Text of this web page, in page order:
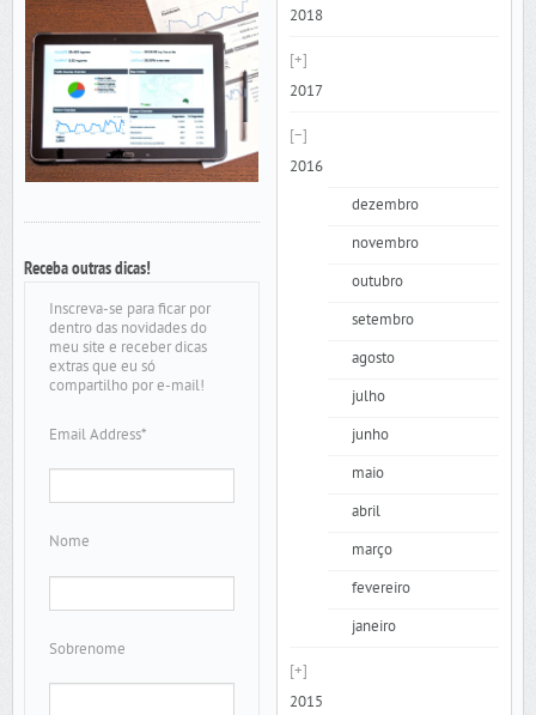
Receba outras dicas!
Inscreva-se para ficar por
dentro das novidades do
meu site e receber dicas
extras que eu só
compartilho por e-mail!
Email Address*
Nome
Sobrenome
2018
2017
2016
dezembro
novembro
outubro
setembro
agosto
julho
junho
maio
abril
março
fevereiro
janeiro
2015